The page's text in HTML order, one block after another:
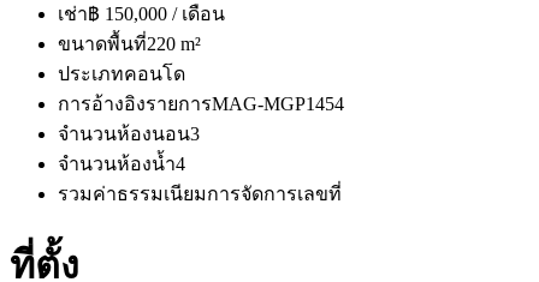
เช่า฿ 150,000 / เดือน
ขนาดพื้นที่220 m²
ประเภทคอนโด
การอ้างอิงรายการMAG-MGP1454
จำนวนห้องนอน3
จำนวนห้องน้ำ4
รวมค่าธรรมเนียมการจัดการเลขที่
ที่ตั้ง